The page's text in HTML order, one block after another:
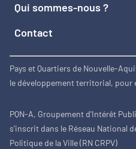
Qui sommes-nous ?
Contact
Pays et Quartiers de Nouvelle-
le développement territorial, pour
PQN-A, Groupement d'Intérêt
s'inscrit dans le Réseau National
Politique de la Ville (RN CRPV)